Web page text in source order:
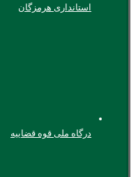
استانداری هرمزگان
درگاه ملی قوه قضاییه